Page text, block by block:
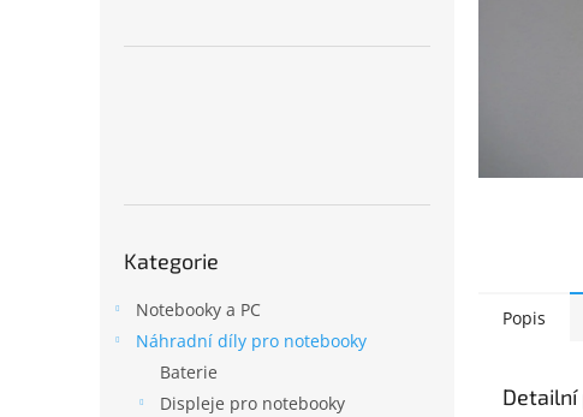
kategorie
Kategorie
Notebooky a PC
Náhradní díly pro notebooky
Baterie
Displeje pro notebooky
Popis
Detailní